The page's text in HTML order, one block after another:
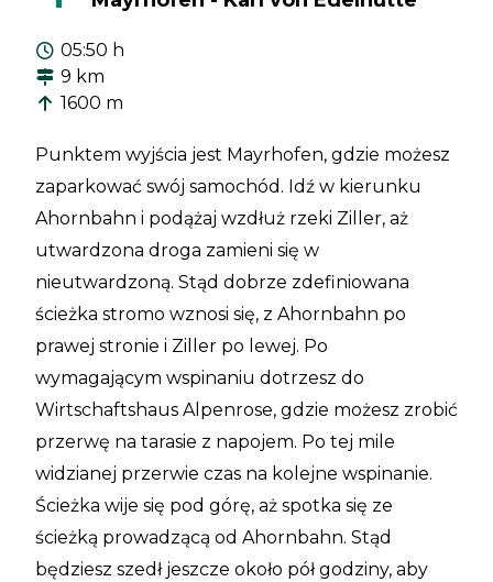
05:50 h
9 km
1600 m
Punktem wyjścia jest Mayrhofen, gdzie możesz
zaparkować swój samochód. Idź w kierunku
Ahornbahn i podążaj wzdłuż rzeki Ziller, aż
utwardzona droga zamieni się w
nieutwardzoną. Stąd dobrze zdefiniowana
ścieżka stromo wznosi się, z Ahornbahn po
prawej stronie i Ziller po lewej. Po
wymagającym wspinaniu dotrzesz do
Wirtschaftshaus Alpenrose, gdzie możesz zrobić
przerwę na tarasie z napojem. Po tej mile
widzianej przerwie czas na kolejne wspinanie.
Ścieżka wije się pod górę, aż spotka się ze
ścieżką prowadzącą od Ahornbahn. Stąd
będziesz szedł jeszcze około pół godziny, aby